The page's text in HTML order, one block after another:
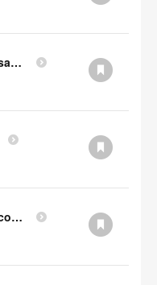
Catálogo BOLIA Ripon Reposapiés
Catálogo BOLIA Seed Sillón con patas de madera